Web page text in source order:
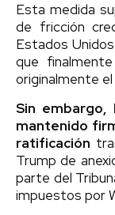
Esta medida
de fricción
Estados
que
originalmente
Sin embargo,
mantenido
ratificación
Trump de
parte del
impuestos por